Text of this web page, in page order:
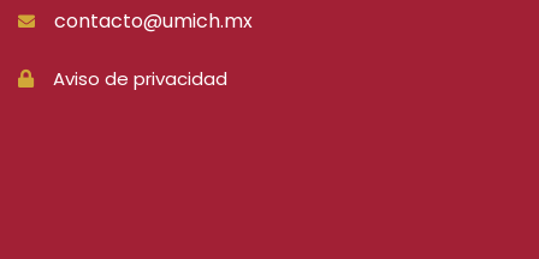
contacto@umich.mx
Aviso de privacidad